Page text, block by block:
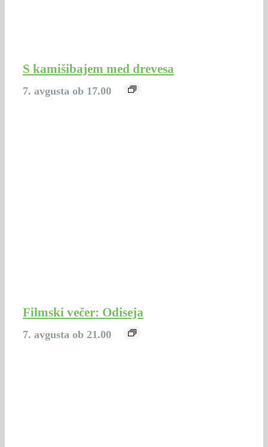
S kamišibajem med drevesa
7. avgusta ob 17.00
Filmski večer: Odiseja
7. avgusta ob 21.00